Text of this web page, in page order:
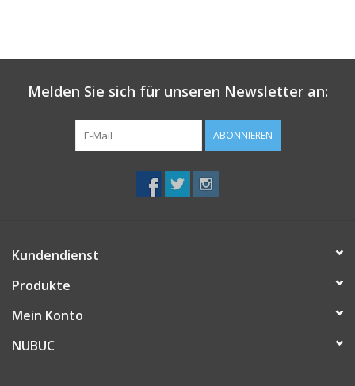
Melden Sie sich für unseren Newsletter an:
ABONNIEREN
Kundendienst
Produkte
Mein Konto
NUBUC